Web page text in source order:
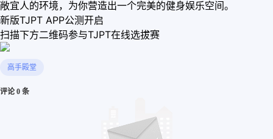
敞宜人的环境，为你营造出一个完美的健身娱乐空间。
新版TJPT APP公测开启
扫描下方二维码参与TJPT在线选拔赛
高手殿堂
评论 0 条